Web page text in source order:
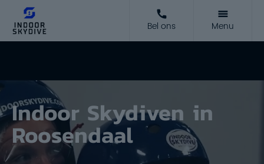
Bel ons Menu
Indoor Skydiven in
Roosendaal